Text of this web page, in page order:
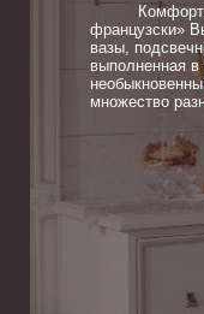
Комфорт,
французски»
вазы,
выполненная
множество